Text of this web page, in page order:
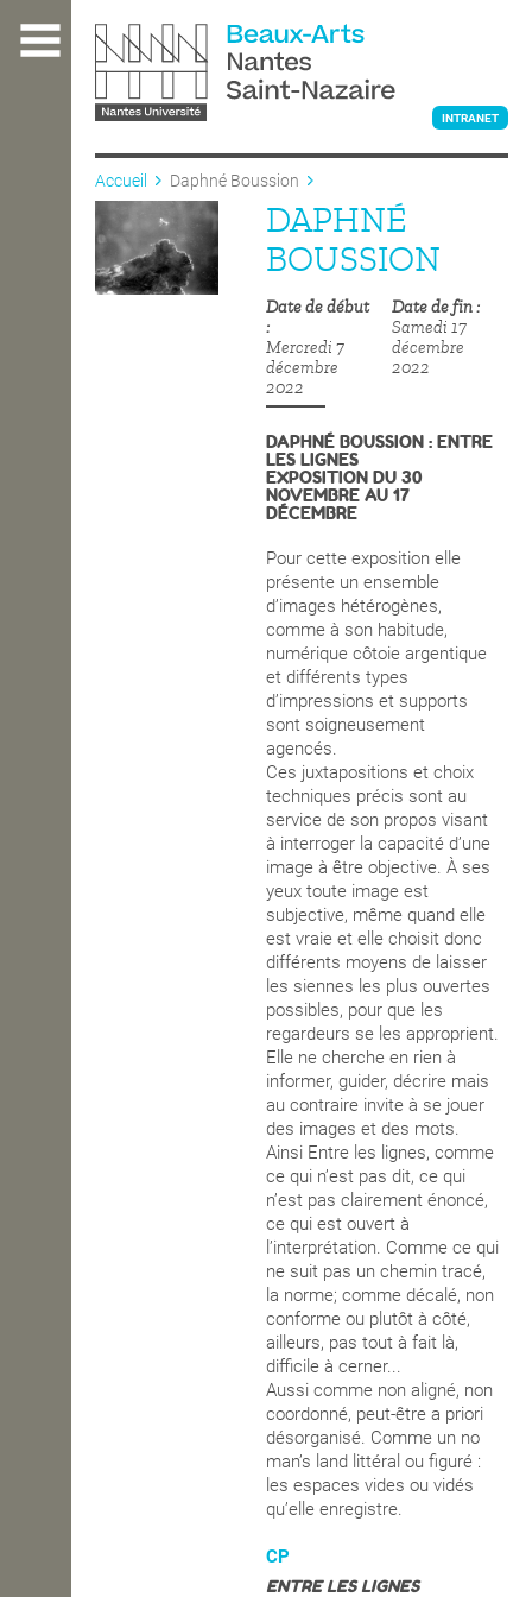
contenu
L'ÉCOLE
INTRANET
Accueil Daphné Boussion
DAPHNÉ
BOUSSION
Date de début
Mercredi 7
décembre
2022
Date de fin
Samedi 17
décembre
2022
DAPHNÉ BOUSSION : ENTRE
LES LIGNES
EXPOSITION DU 30
NOVEMBRE AU 17
DÉCEMBRE
Pour cette exposition elle
présente un ensemble
d’images hétérogènes,
comme à son habitude,
numérique côtoie argentique
et différents types
d’impressions et supports
sont soigneusement
agencés.
Ces juxtapositions et choix
techniques précis sont au
service de son propos visant
à interroger la capacité d’une
image à être objective. À ses
yeux toute image est
subjective, même quand elle
est vraie et elle choisit donc
différents moyens de laisser
les siennes les plus ouvertes
possibles, pour que les
regardeurs se les approprient.
Elle ne cherche en rien à
informer, guider, décrire mais
au contraire invite à se jouer
des images et des mots.
Ainsi Entre les lignes, comme
ce qui n’est pas dit, ce qui
n’est pas clairement énoncé,
ce qui est ouvert à
l’interprétation. Comme ce qui
ne suit pas un chemin tracé,
la norme; comme décalé, non
conforme ou plutôt à côté,
ailleurs, pas tout à fait là,
difficile à cerner...
Aussi comme non aligné, non
coordonné, peut-être a priori
désorganisé. Comme un no
man’s land littéral ou figuré :
les espaces vides ou vidés
qu’elle enregistre.
CP
ENTRE LES LIGNES